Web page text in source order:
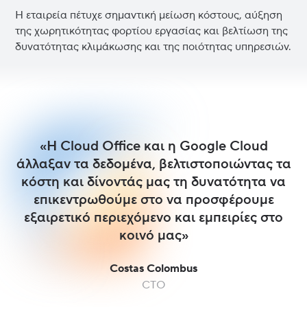
Η εταιρεία πέτυχε σημαντική μείωση κόστους, αύξηση
της χωρητικότητας φορτίου εργασίας και βελτίωση της
δυνατότητας κλιμάκωσης και της ποιότητας υπηρεσιών.
«Η Cloud Office και η Google Cloud
άλλαξαν τα δεδομένα, βελτιστοποιώντας τα
κόστη και δίνοντάς μας τη δυνατότητα να
επικεντρωθούμε στο να προσφέρουμε
εξαιρετικό περιεχόμενο και εμπειρίες στο
κοινό μας»
Costas Colombus
CTO